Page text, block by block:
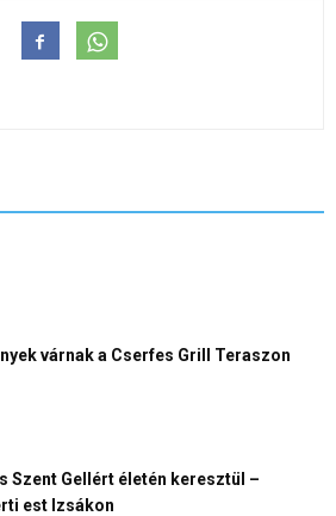
várnak a Cserfes Grill Teraszon
Szent Gellért életén keresztül –
est Izsákon